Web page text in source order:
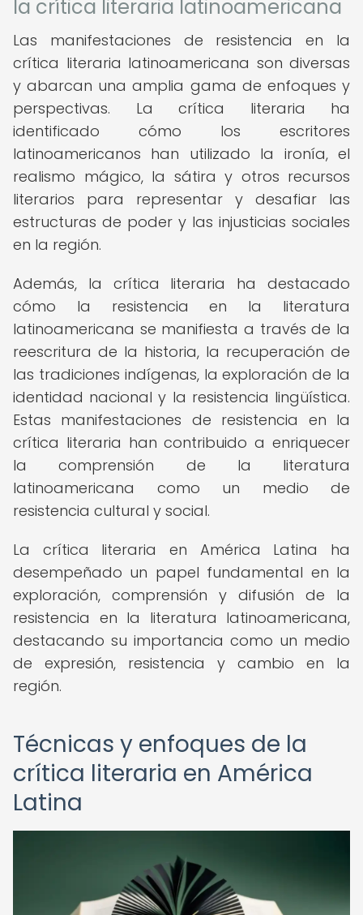
la crítica literaria latinoamericana
Las manifestaciones de resistencia en la
crítica literaria latinoamericana son diversas
y abarcan una amplia gama de enfoques y
perspectivas. La crítica literaria ha
identificado cómo los escritores
latinoamericanos han utilizado la ironía, el
realismo mágico, la sátira y otros recursos
literarios para representar y desafiar las
estructuras de poder y las injusticias sociales
en la región.
Además, la crítica literaria ha destacado
cómo la resistencia en la literatura
latinoamericana se manifiesta a través de la
reescritura de la historia, la recuperación de
las tradiciones indígenas, la exploración de la
identidad nacional y la resistencia lingüística.
Estas manifestaciones de resistencia en la
crítica literaria han contribuido a enriquecer
la comprensión de la literatura
latinoamericana como un medio de
resistencia cultural y social.
La crítica literaria en América Latina ha
desempeñado un papel fundamental en la
exploración, comprensión y difusión de la
resistencia en la literatura latinoamericana,
destacando su importancia como un medio
de expresión, resistencia y cambio en la
región.
Técnicas y enfoques de la
crítica literaria en América
Latina